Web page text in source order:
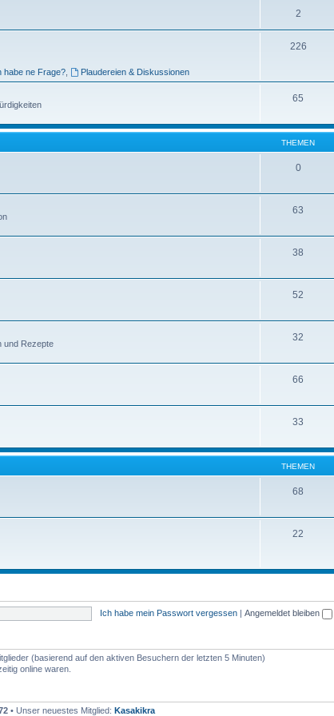
2
habe ne Frage?, Plaudereien & Diskussionen
226
65
THEMEN
0
63
38
52
und Rezepte
32
66
33
THEMEN
68
22
Ich habe mein Passwort vergessen | Angemeldet bleiben
(basierend auf den aktiven Besuchern der letzten 5 Minuten)
online waren.
• Unser neuestes Mitglied: Kasakikra